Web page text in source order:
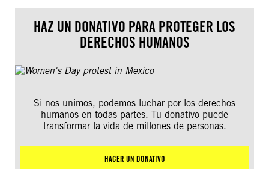
HAZ UN DONATIVO PARA PROTEGER LOS
DERECHOS HUMANOS
Si nos unimos, podemos luchar por los derechos
humanos en todas partes. Tu donativo puede
transformar la vida de millones de personas.
HACER UN DONATIVO